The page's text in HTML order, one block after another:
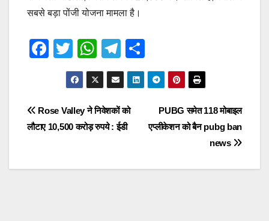
सबसे बड़ा पोंजी योजना मामला है।
F
e
b
o
T
wi
tt
er
W
h
at
s
A
p
T
el
e
gr
a
h
ar
Post
navigation
PUBG समेत 118 मोबाइल
एप्लीकेशन को बैन pubg ban
news
Rose Valley ने निवेशकों को
लौटाए 10,500 करोड़ रुपये : ईडी